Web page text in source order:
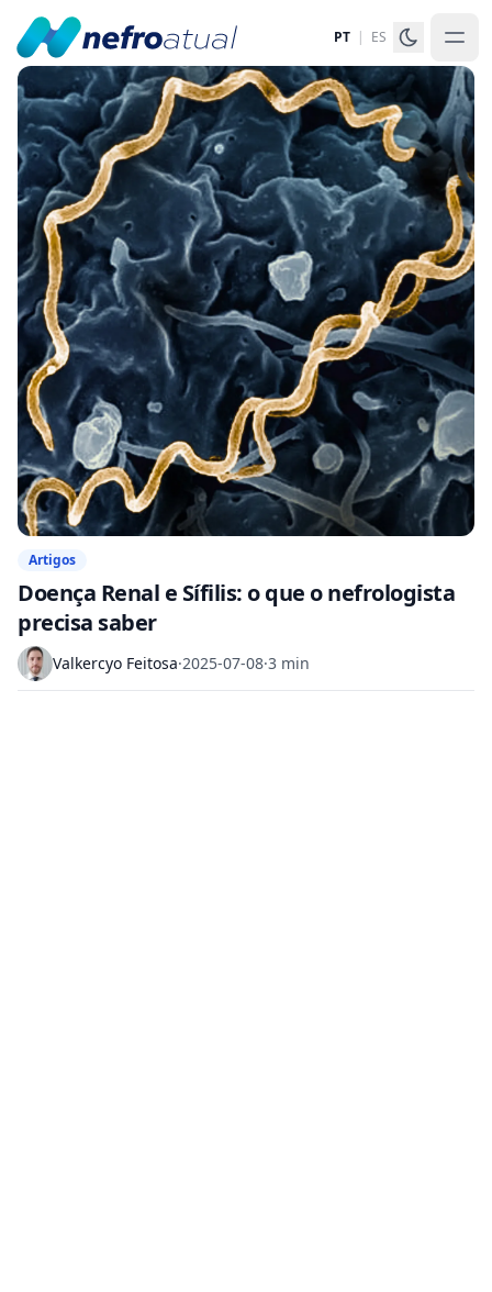
PT | ES
Artigos
Doença Renal e Sífilis: o que o nefrologista
precisa saber
Valkercyo Feitosa·2025-07-08·3 min